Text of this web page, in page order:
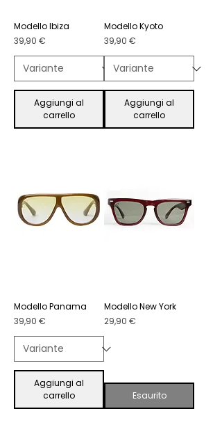
Modello Ibiza
Prezzo
39,90 €
Aggiungi al
carrello
Modello Kyoto
Prezzo
39,90 €
Aggiungi al
carrello
Modello Panama
Prezzo
39,90 €
Aggiungi al
carrello
Modello New York
Prezzo
29,90 €
Esaurito